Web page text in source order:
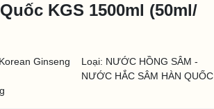
KGS 1500ml (50ml/
Ginseng
Loại: NƯỚC HỒNG SÂM -
NƯỚC HẮC SÂM HÀN QUỐC